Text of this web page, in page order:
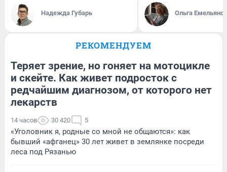
Надежда Губарь Ольга
РЕКОМЕНДУЕМ
Теряет зрение, но гоняет на мотоцикле
и скейте. Как живет подросток с
редчайшим диагнозом, от которого нет
лекарств
14 часов 30 420 5
«Уголовник я, родные со мной не общаются»: как
бывший «афганец» 30 лет живет в землянке посреди
леса под Рязанью